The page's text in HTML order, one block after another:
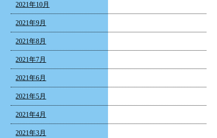
2021年10月
2021年9月
2021年8月
2021年7月
2021年6月
2021年5月
2021年4月
2021年3月